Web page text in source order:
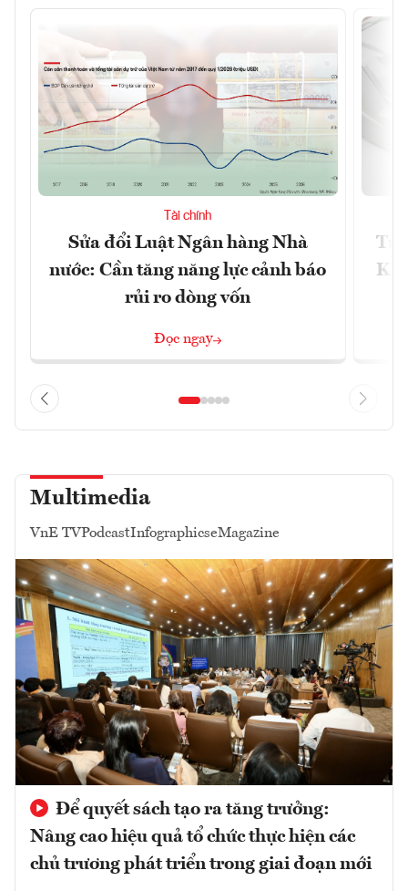
Tài chính
Sửa đổi Luật Ngân hàng Nhà
nước: Cần tăng năng lực cảnh báo
rủi ro dòng vốn
Đọc ngay
Từ
Multimedia
VnE TVPodcastInfographicseMagazine
Để quyết sách tạo ra tăng trưởng:
Nâng cao hiệu quả tổ chức thực hiện các
chủ trương phát triển trong giai đoạn mới